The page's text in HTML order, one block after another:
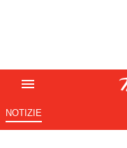
NOTIZIE